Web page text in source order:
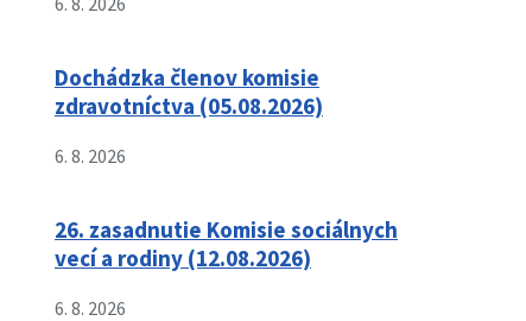
Dochádzka členov komisie
zdravotníctva (05.08.2026)
6. 8. 2026
26. zasadnutie Komisie sociálnych
vecí a rodiny (12.08.2026)
6. 8. 2026